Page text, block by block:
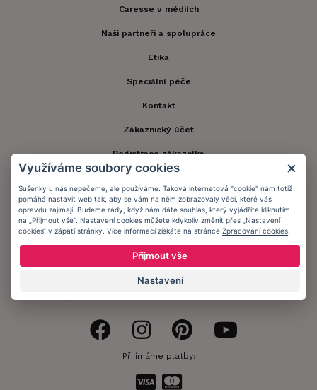
Caresse v médiích
Naši partneři a spolupráce
Etika
Speciální péče
Kontakt
Zákaznický účet
Registrace zákazníka
Doprava a platba
Obchodní podmínky
Ochrana osobních údajů
Přijímáme platby:
Využíváme soubory cookies
Sušenky u nás nepečeme, ale používáme. Taková internetová "cookie" nám totiž
pomáhá nastavit web tak, aby se vám na něm zobrazovaly věci, které vás
opravdu zajímají. Budeme rády, když nám dáte souhlas, který vyjádříte kliknutím
na „Přijmout vše“. Nastavení cookies můžete kdykoliv změnit přes „Nastavení
cookies“ v zápatí stránky. Více informací získáte na stránce Zpracování cookies
Přijmout vše
Nastavení